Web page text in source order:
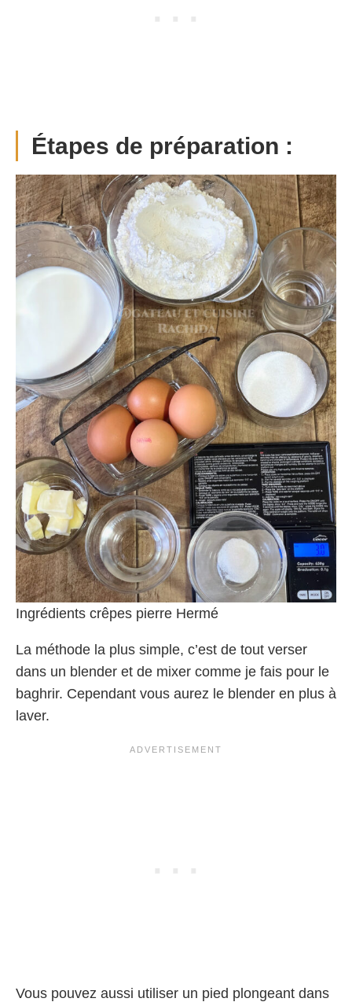
Étapes de préparation :
Ingrédients crêpes pierre Hermé
La méthode la plus simple, c’est de tout verser
dans un blender et de mixer comme je fais pour le
baghrir. Cependant vous aurez le blender en plus à
laver.
Vous pouvez aussi utiliser un pied plongeant dans